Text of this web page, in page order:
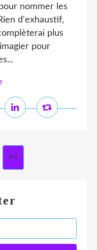
nommer les
d'exhaustif,
plus
pour
>>